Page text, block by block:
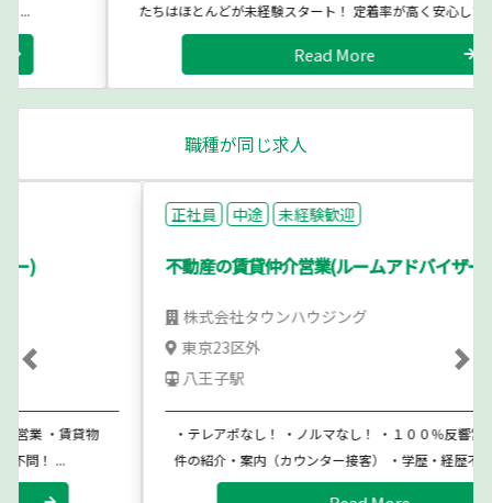
たちはほとんどが未経験スタート！ 定着率が高く安心して...
職種が同じ求人
未経験歓迎
不動産の賃貸仲介営業(ルームアドバイザー)
株式会社タウンハウジング
・テレアポなし！ ・ノルマなし！ ・１００％反響営業 ・賃貸物
件の紹介・案内（カウンター接客） ・学歴・経歴不問！ ...
Previous